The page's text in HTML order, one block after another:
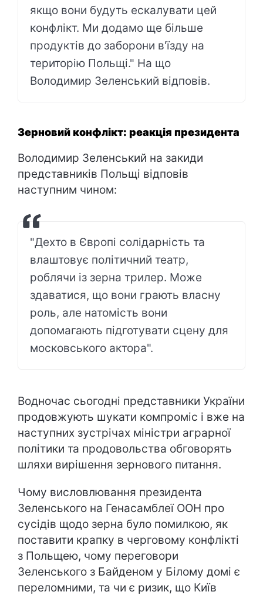
якщо вони будуть ескалувати цей
конфлікт. Ми додамо ще більше
продуктів до заборони в'їзду на
територію Польщі." На що
Володимир Зеленський відповів.
Зерновий конфлікт: реакція президента
Володимир Зеленський на закиди
представників Польщі відповів
наступним чином:
"Дехто в Європі солідарність та
влаштовує політичний театр,
роблячи із зерна трилер. Може
здаватися, що вони грають власну
роль, але натомість вони
допомагають підготувати сцену для
московського актора".
Водночас сьогодні представники України
продовжують шукати компроміс і вже на
наступних зустрічах міністри аграрної
політики та продовольства обговорять
шляхи вирішення зернового питання.
Чому висловлювання президента
Зеленського на Генасамблеї ООН про
сусідів щодо зерна було помилкою, як
поставити крапку в черговому конфлікті
з Польщею, чому переговори
Зеленського з Байденом у Білому домі є
переломними, та чи є ризик, що Київ